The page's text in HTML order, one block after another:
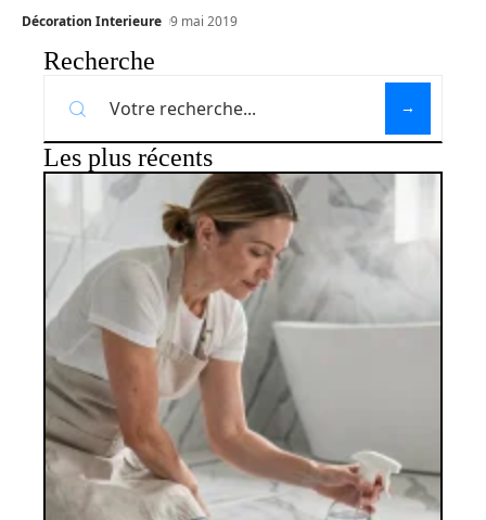
Décoration Interieure 9 mai 2019
Recherche
Les plus récents